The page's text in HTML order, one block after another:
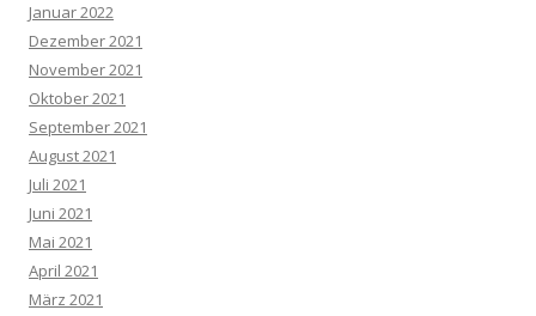
Januar 2022
Dezember 2021
November 2021
Oktober 2021
September 2021
August 2021
Juli 2021
Juni 2021
Mai 2021
April 2021
März 2021